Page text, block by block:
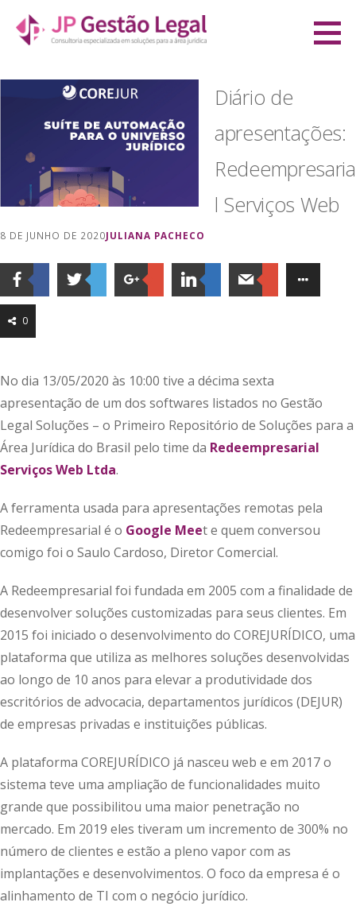
direto
o
Diário de
apresentações:
Redeempresaria
l Serviços Web
8 DE JUNHO DE 2020JULIANA PACHECO
0
No dia 13/05/2020 às 10:00 tive a décima sexta
apresentação de um dos softwares listados no Gestão
Legal Soluções – o Primeiro Repositório de Soluções para a
Área Jurídica do Brasil pelo time da Redeempresarial
Serviços Web Ltda.
A ferramenta usada para apresentações remotas pela
Redeempresarial é o Google Meet e quem conversou
comigo foi o Saulo Cardoso, Diretor Comercial.
A Redeempresarial foi fundada em 2005 com a finalidade de
desenvolver soluções customizadas para seus clientes. Em
2015 foi iniciado o desenvolvimento do COREJURÍDICO, uma
plataforma que utiliza as melhores soluções desenvolvidas
ao longo de 10 anos para elevar a produtividade dos
escritórios de advocacia, departamentos jurídicos (DEJUR)
de empresas privadas e instituições públicas.
A plataforma COREJURÍDICO já nasceu web e em 2017 o
sistema teve uma ampliação de funcionalidades muito
grande que possibilitou uma maior penetração no
mercado. Em 2019 eles tiveram um incremento de 300% no
número de clientes e estão a pleno vapor com as
implantações e desenvolvimentos. O foco da empresa é o
alinhamento de TI com o negócio jurídico.